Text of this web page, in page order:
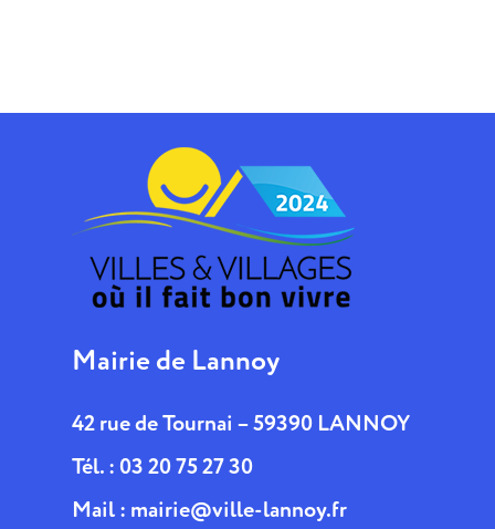
Mairie de Lannoy
42 rue de Tournai – 59390 LANNOY
Tél. : 03 20 75 27 30
Mail : mairie@ville-lannoy.fr